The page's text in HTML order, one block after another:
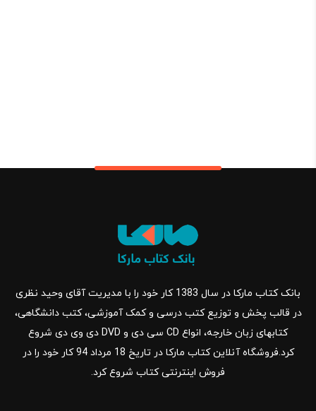
بانک کتاب مارکا در سال 1383 کار خود را با مدیریت آقای وحید نظری
در قالب پخش و توزیع کتب درسی و کمک آموزشی، کتب دانشگاهی،
کتابهای زبان خارجه، انواع CD سی دی و DVD دی وی دی شروع
کرد.فروشگاه آنلاین کتاب مارکا در تاریخ 18 مرداد 94 کار خود را در
فروش اینترنتی کتاب شروع کرد.